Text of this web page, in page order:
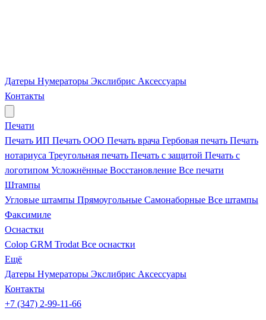
Датеры Нумераторы Экслибрис Аксессуары
Контакты
Печати
Печать ИП Печать ООО Печать врача Гербовая печать Печать
нотариуса Треугольная печать Печать с защитой Печать с
логотипом Усложнённые Восстановление Все печати
Штампы
Угловые штампы Прямоугольные Самонаборные Все штампы
Факсимиле
Оснастки
Colop GRM Trodat Все оснастки
Ещё
Датеры Нумераторы Экслибрис Аксессуары
Контакты
+7 (347) 2-99-11-66